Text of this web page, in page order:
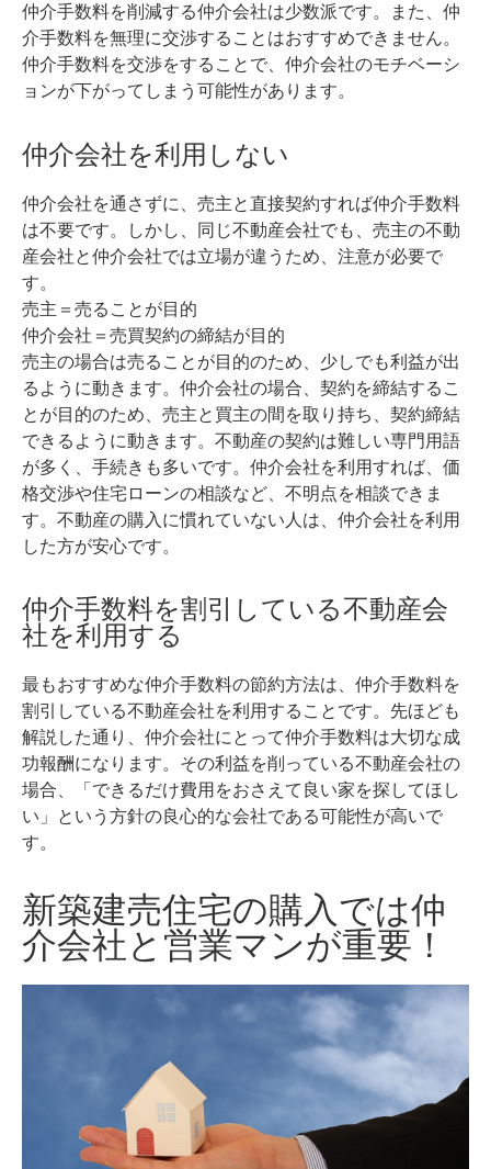
仲介手数料を削減する仲介会社は少数派です。
また、仲
介手数料を無理に交渉することはおすすめできません。
仲介手数料を交渉をすることで、仲介会社のモチベーシ
ョンが下がってしまう可能性があります。
仲介会社を利用しない
仲介会社を通さずに、売主と直接契約すれば仲介手数料
は不要です。
しかし、同じ不動産会社でも、売主の不動
産会社と仲介会社では立場が違うため、注意が必要で
す。
売主＝売ることが目的
仲介会社＝売買契約の締結が目的
売主の場合は売ることが目的のため、少しでも利益が出
るように動きます。仲介会社の場合、契約を締結するこ
とが目的のため、売主と買主の間を取り持ち、契約締結
できるように動きます。 不動産の契約は難しい専門用語
が多く、手続きも多いです。仲介会社を利用すれば、価
格交渉や住宅ローンの相談など、不明点を相談できま
す。 不動産の購入に慣れていない人は、仲介会社を利用
した方が安心です。
仲介手数料を割引している不動産会
社を利用する
最もおすすめな仲介手数料の節約方法は、仲介手数料を
割引している不動産会社を利用することです。 先ほども
解説した通り、仲介会社にとって仲介手数料は大切な成
功報酬になります。その利益を削っている不動産会社の
場合、「できるだけ費用をおさえて良い家を探してほし
い」という方針の良心的な会社である可能性が高いで
す。
新築建売住宅の購入では仲
介会社と営業マンが重要！